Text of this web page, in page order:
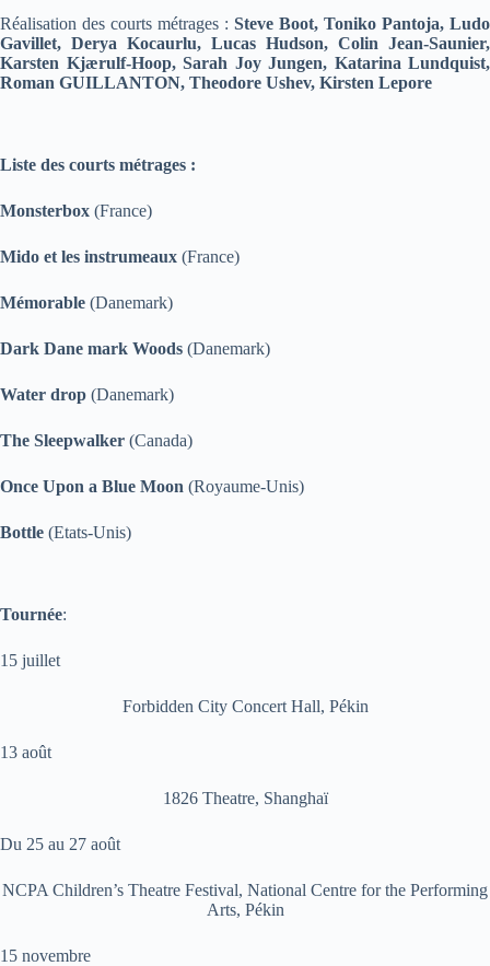
Réalisation des courts métrages : Steve Boot, Toniko Pantoja, Ludo
Gavillet, Derya Kocaurlu, Lucas Hudson, Colin Jean-Saunier,
Karsten Kjærulf-Hoop, Sarah Joy Jungen, Katarina Lundquist,
Roman GUILLANTON, Theodore Ushev, Kirsten Lepore
Liste des courts métrages :
Monsterbox (France)
Mido et les instrumeaux (France)
Mémorable (Danemark)
Dark Dane mark Woods (Danemark)
Water drop (Danemark)
The Sleepwalker (Canada)
Once Upon a Blue Moon (Royaume-Unis)
Bottle (Etats-Unis)
Tournée:
15 juillet
Forbidden City Concert Hall, Pékin
13 août
1826 Theatre, Shanghaï
Du 25 au 27 août
NCPA Children’s Theatre Festival, National Centre for the Performing
Arts, Pékin
15 novembre